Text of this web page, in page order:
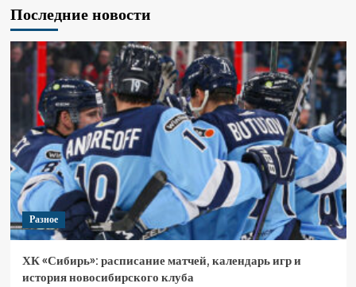
Последние новости
Разное
ХК «Сибирь»: расписание матчей, календарь игр и
история новосибирского клуба